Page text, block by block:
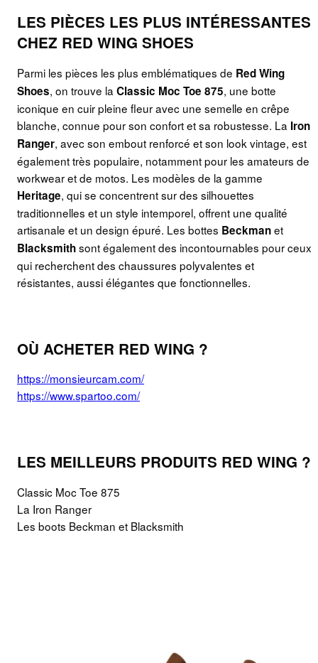
LES PIÈCES LES PLUS INTÉRESSANTES
CHEZ RED WING SHOES
Parmi les pièces les plus emblématiques de Red Wing
Shoes, on trouve la Classic Moc Toe 875, une botte
iconique en cuir pleine fleur avec une semelle en crêpe
blanche, connue pour son confort et sa robustesse. La Iron
Ranger, avec son embout renforcé et son look vintage, est
également très populaire, notamment pour les amateurs de
workwear et de motos. Les modèles de la gamme
Heritage, qui se concentrent sur des silhouettes
traditionnelles et un style intemporel, offrent une qualité
artisanale et un design épuré. Les bottes Beckmanet
Blacksmithsont également des incontournables pour ceux
qui recherchent des chaussures polyvalentes et
résistantes, aussi élégantes que fonctionnelles.
OÙ ACHETER RED WING ?
https://monsieurcam.com/
https://www.spartoo.com/
LES MEILLEURS PRODUITS RED WING ?
Classic Moc Toe 875
La Iron Ranger
Les boots Beckman et Blacksmith